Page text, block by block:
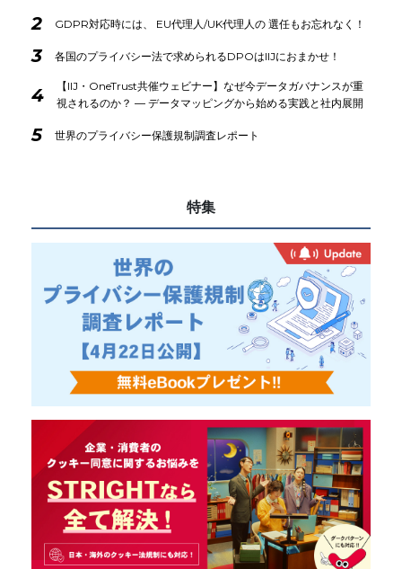
2 GDPR対応時には、 EU代理人/UK代理人の 選任もお忘れなく！
3 各国のプライバシー法で求められるDPOはIIJにおまかせ！
4
【IIJ・OneTrust共催ウェビナー】なぜ今データガバナンスが重
視されるのか？ ― データマッピングから始める実践と社内展開
5 世界のプライバシー保護規制調査レポート
特集